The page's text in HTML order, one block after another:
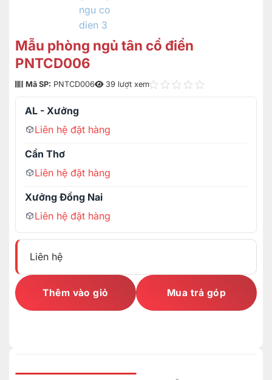
Mẫu phòng ngủ tân cổ điển
PNTCD006
Mã SP: PNTCD006 39 lượt xem
AL - Xưởng
Liên hệ đặt hàng
Cần Thơ
Liên hệ đặt hàng
Xưởng Đồng Nai
Liên hệ đặt hàng
Liên hệ
Thêm vào giỏ Mua trả góp